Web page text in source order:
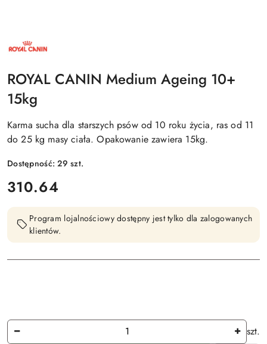
NAZWA
PRODUCENTA:
ROYAL CANIN Medium Ageing 10+
15kg
Karma sucha dla starszych psów od 10 roku życia, ras od 11
do 25 kg masy ciała. Opakowanie zawiera 15kg.
Dostępność:29szt.
cena:
310.64
Program lojalnościowy dostępny jest tylko dla zalogowanych
klientów.
Ilość
szt.